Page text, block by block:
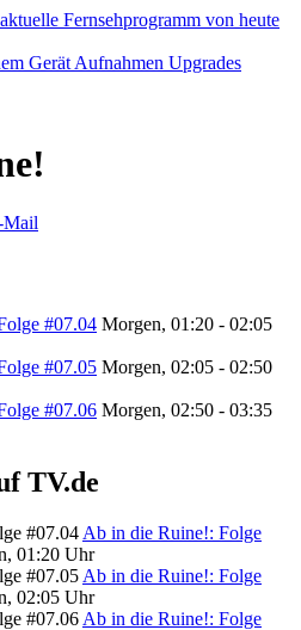
Gerät Aufnahmen Upgrades
Mail
#07.04 Morgen, 01:20 - 02:05
#07.05 Morgen, 02:05 - 02:50
#07.06 Morgen, 02:50 - 03:35
TV.de
Ab in die Ruine!: Folge
01:20 Uhr
Ab in die Ruine!: Folge
02:05 Uhr
Ab in die Ruine!: Folge